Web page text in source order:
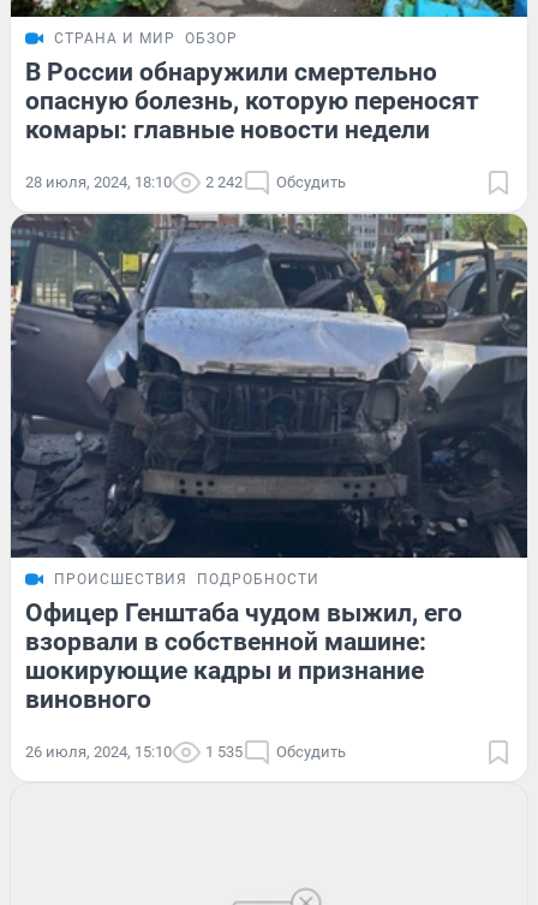
СТРАНА И МИР ОБЗОР
В России обнаружили смертельно
опасную болезнь, которую переносят
комары: главные новости недели
28 июля, 2024, 18:10 2 242 Обсудить
ПРОИСШЕСТВИЯ ПОДРОБНОСТИ
Офицер Генштаба чудом выжил, его
взорвали в собственной машине:
шокирующие кадры и признание
виновного
26 июля, 2024, 15:10 1 535 Обсудить